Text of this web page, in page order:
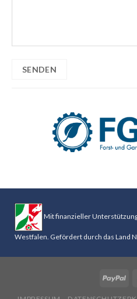
Mit finanzieller
Westfalen. Gefördert durch das Land